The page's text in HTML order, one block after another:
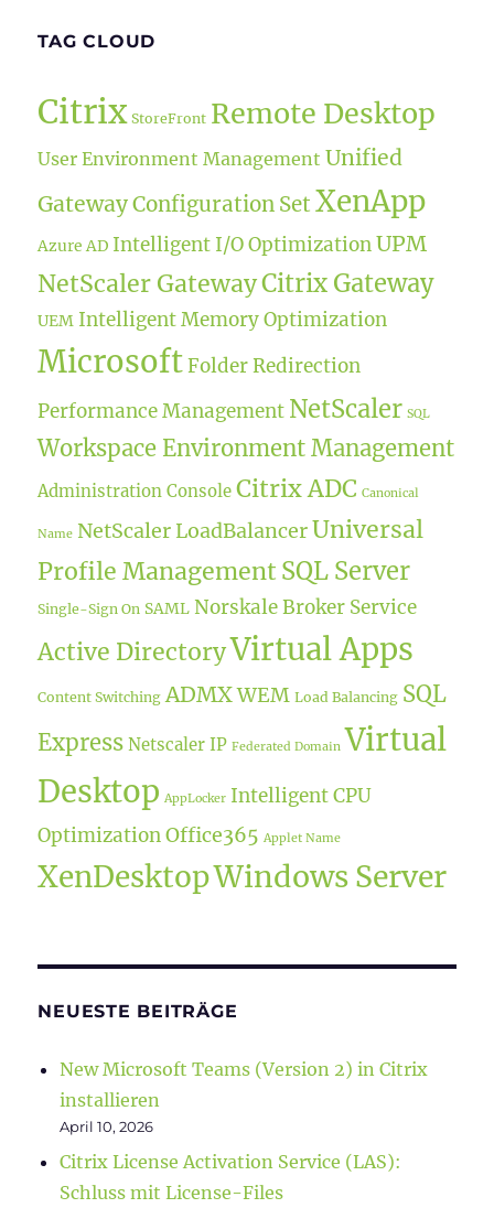
TAG CLOUD
Citrix StoreFront Remote Desktop
User Environment Management Unified
GatewayConfiguration Set XenApp
Azure AD Intelligent I/O Optimization UPM
NetScaler GatewayCitrix Gateway
UEM Intelligent Memory Optimization
Microsoft Folder Redirection
Performance Management NetScaler SQL
Workspace Environment Management
Administration Console Citrix ADC Canonical
Name NetScaler LoadBalancerUniversal
Profile Management SQL Server
Single-Sign On SAML Norskale Broker Service
Active DirectoryVirtual Apps
Content Switching ADMXWEM Load Balancing SQL
Express Netscaler IP Federated Domain Virtual
Desktop AppLocker Intelligent CPU
Optimization Office365 Applet Name
XenDesktopWindows Server
NEUESTE BEITRÄGE
New Microsoft Teams (Version 2) in Citrix
installieren
April 10, 2026
Citrix License Activation Service (LAS):
Schluss mit License-Files